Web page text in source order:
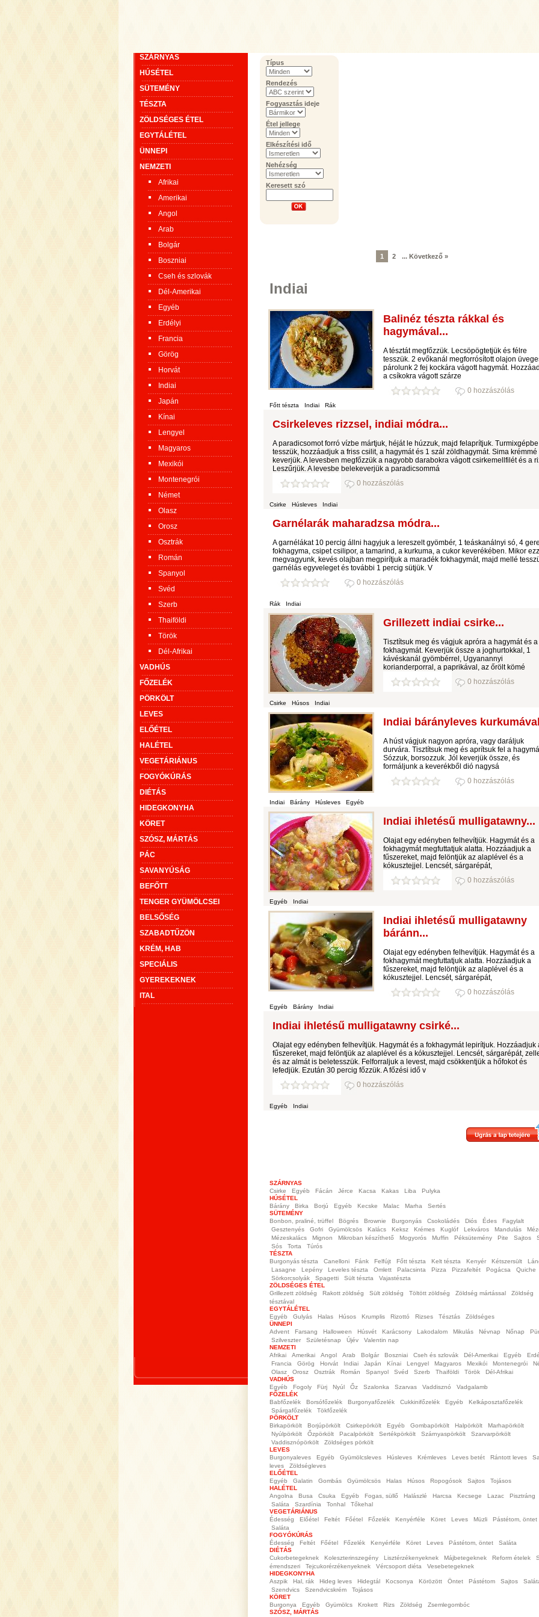
SZÁRNYAS
HÚSÉTEL
SÜTEMÉNY
TÉSZTA
ZÖLDSÉGES ÉTEL
EGYTÁLÉTEL
ÜNNEPI
NEMZETI
Afrikai
Amerikai
Angol
Arab
Bolgár
Boszniai
Cseh és szlovák
Dél-Amerikai
Egyéb
Erdélyi
Francia
Görög
Horvát
Indiai
Japán
Kínai
Lengyel
Magyaros
Mexikói
Montenegrói
Német
Olasz
Orosz
Osztrák
Román
Spanyol
Svéd
Szerb
Thaiföldi
Török
Dél-Afrikai
VADHÚS
FŐZELÉK
PÖRKÖLT
LEVES
ELŐÉTEL
HALÉTEL
VEGETÁRIÁNUS
FOGYÓKÚRÁS
DIÉTÁS
HIDEGKONYHA
KÖRET
SZÓSZ, MÁRTÁS
PÁC
SAVANYÚSÁG
BEFŐTT
TENGER GYÜMÖLCSEI
BELSŐSÉG
SZABADTŰZÖN
KRÉM, HAB
SPECIÁLIS
GYEREKEKNEK
ITAL
Típus
Rendezés
Fogyasztás ideje
Étel jellege
Elkészítési idő
Nehézség
Keresett szó
1 2 ... Következő »
Indiai
Balinéz tészta rákkal és
hagymával...
A tésztát megfőzzük. Lecsöpögtetjük és félre
tesszük. 2 evőkanál megforrósított olajon
párolunk 2 fej kockára vágott hagymát.
a csíkokra vágott szárze
0 hozzászólás
Főtt tészta Indiai Rák
Csirkeleves rizzsel, indiai módra...
A paradicsomot forró vízbe mártjuk, héját le húzzuk, majd felaprítjuk. Turmixgépbe
tesszük, hozzáadjuk a friss csilit, a hagymát és 1 szál zöldhagymát. Sima krémmé
keverjük. A levesben megfőzzük a nagyobb darabokra vágott csirkemellfilét és a
Leszűrjük. A levesbe belekeverjük a paradicsommá
0 hozzászólás
Csirke Húsleves Indiai
Garnélarák maharadzsa módra...
A garnélákat 10 percig állni hagyjuk a lereszelt gyömbér, 1 teáskanálnyi só, 4
fokhagyma, csipet csilipor, a tamarind, a kurkuma, a cukor keverékében. Mikor
megvagyunk, kevés olajban megpirítjuk a maradék fokhagymát, majd mellé
garnélás egyveleget és további 1 percig sütjük. V
0 hozzászólás
Rák Indiai
Grillezett indiai csirke...
Tisztítsuk meg és vágjuk apróra a hagymát és a
fokhagymát. Keverjük össze a joghurtokkal, 1
kávéskanál gyömbérrel, Ugyanannyi
korianderporral, a paprikával, az őrölt kömé
0 hozzászólás
Csirke Húsos Indiai
Indiai bárányleves
A húst vágjuk nagyon apróra, vagy daráljuk
durvára. Tisztítsuk meg és aprítsuk fel a
Sózzuk, borsozzuk. Jól keverjük össze, és
formáljunk a keverékből dió nagysá
0 hozzászólás
Indiai Bárány Húsleves Egyéb
Indiai ihletésű mulligatawny...
Olajat egy edényben felhevítjük. Hagymát és a
fokhagymát megfuttatjuk alatta. Hozzáadjuk a
fűszereket, majd felöntjük az alaplével és a
kókusztejjel. Lencsét, sárgarépát,
0 hozzászólás
Egyéb Indiai
Indiai ihletésű mulligatawny
báránn...
Olajat egy edényben felhevítjük. Hagymát és a
fokhagymát megfuttatjuk alatta. Hozzáadjuk a
fűszereket, majd felöntjük az alaplével és a
kókusztejjel. Lencsét, sárgarépát,
0 hozzászólás
Egyéb Bárány Indiai
Indiai ihletésű mulligatawny csirké...
Olajat egy edényben felhevítjük. Hagymát és a fokhagymát lepirítjuk. Hozzáadjuk
fűszereket, majd felöntjük az alaplével és a kókusztejjel. Lencsét, sárgarépát,
és az almát is beletesszük. Felforraljuk a levest, majd csökkentjük a hőfokot és
lefedjük. Ezután 30 percig főzzük. A főzési idő v
0 hozzászólás
Egyéb Indiai
SZÁRNYAS
Csirke
Egyéb Fácán Jérce Kacsa Kakas Liba
Pulyka
HÚSÉTEL
Bárány
Birka Borjú Egyéb Kecske Malac Marha
Sertés
SÜTEMÉNY
Bonbon, praliné, trüffel
Bögrés Brownie Burgonyás Csokoládés Diós Édes
Fagylalt
Gesztenyés
Gofri Gyümölcsös Kalács Keksz Krémes Kuglóf Lekváros Mandulás
Mézeskalács
Mignon Mikroban készíthető Mogyorós Muffin Péksütemény Pite Sajtos
Sós
Torta
Túrós
TÉSZTA
Burgonyás tészta
Canelloni Fánk Felfújt Főtt tészta Kelt tészta Kenyér Kétszersült
Lasagne
Lepény Leveles tészta Omlett Palacsinta Pizza Pizzafeltét Pogácsa
Quiche
Sörkorcsolyák
Spagetti Sült tészta
Vajastészta
ZÖLDSÉGES ÉTEL
Grillezett zöldség
Rakott zöldség Sült zöldség Töltött zöldség Zöldség mártással
Zöldség
tésztával
EGYTÁLÉTEL
Egyéb
Gulyás Halas Húsos Krumplis Rizottó Rizses Tésztás
Zöldséges
ÜNNEPI
Advent
Farsang Halloween Húsvét Karácsony Lakodalom Mikulás Névnap Nőnap
Szilveszter
Születésnap Újév
Valentin nap
NEMZETI
Afrikai
Amerikai Angol Arab Bolgár Boszniai Cseh és szlovák Dél-Amerikai Egyéb
Francia
Görög Horvát Indiai Japán Kínai Lengyel Magyaros Mexikói Montenegrói
Olasz
Orosz Osztrák Román Spanyol Svéd Szerb Thaiföldi Török
Dél-Afrikai
VADHÚS
Egyéb
Fogoly Fürj Nyúl Őz Szalonka Szarvas Vaddisznó
Vadgalamb
FŐZELÉK
Babfőzelék
Borsófőzelék Burgonyafőzelék Cukkinifőzelék Egyéb
Kelkáposztafőzelék
Spárgafőzelék
Tökfőzelék
PÖRKÖLT
Birkapörkölt
Borjúpörkölt Csirkepörkölt Egyéb Gombapörkölt Halpörkölt
Marhapörkölt
Nyúlpörkölt
Őzpörkölt Pacalpörkölt Sertékpörkölt Szárnyaspörkölt
Szarvarpörkölt
Vaddisznópörkölt
Zöldséges pörkölt
LEVES
Burgonyaleves
Egyéb Gyümölcsleves Húsleves Krémleves Leves betét Rántott leves
leves
Zöldségleves
ELŐÉTEL
Egyéb
Galatin Gombás Gyümölcsös Halas Húsos Ropogósok Sajtos
Tojásos
HALÉTEL
Angolna
Busa Csuka Egyéb Fogas, süllő Halászlé Harcsa Kecsege Lazac
Pisztráng
Saláta
Szardínia Tonhal
Tőkehal
VEGETÁRIÁNUS
Édesség
Előétel Feltét Főétel Főzelék Kenyérféle Köret Leves Müzli
Pástétom, öntet
Saláta
FOGYÓKÚRÁS
Édesség
Feltét Főétel Főzelék Kenyérféle Köret Leves Pástétom, öntet
Saláta
DIÉTÁS
Cukorbetegeknek
Koleszterinszegény Lisztérzékenyeknek Májbetegeknek Reform ételek
érrendszeri
Tejcukorérzékenyeknek Vércsoport diéta
Vesebetegeknek
HIDEGKONYHA
Aszpik
Hal, rák Hideg leves Hidegtál Kocsonya Körözött Öntet Pástétom Sajtos
Szendvics
Szendvicskrém
Tojásos
KÖRET
Burgonya
Egyéb Gyümölcs Krokett Rizs Zöldség
Zsemlegombóc
SZÓSZ, MÁRTÁS